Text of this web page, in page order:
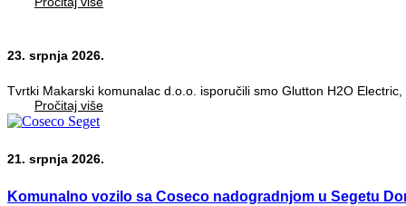
23. srpnja 2026.
Tvrtki Makarski komunalac d.o.o. isporučili smo Glutton H2O
Pročitaj više
21. srpnja 2026.
Komunalno vozilo sa Coseco nadogradnjom u Segetu